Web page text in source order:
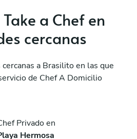
a Chef en
cercanas
a Brasilito en las que
de Chef A Domicilio
Privado en
Hermosa